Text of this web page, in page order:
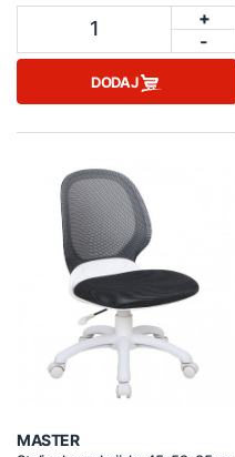
1
+
-
DODAJ
MASTER